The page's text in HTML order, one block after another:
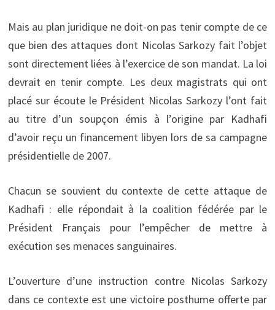
Mais au plan juridique ne doit-on pas tenir compte de ce
que bien des attaques dont Nicolas Sarkozy fait l’objet
sont directement liées à l’exercice de son mandat. La loi
devrait en tenir compte. Les deux magistrats qui ont
placé sur écoute le Président Nicolas Sarkozy l’ont fait
au titre d’un soupçon émis à l’origine par Kadhafi
d’avoir reçu un financement libyen lors de sa campagne
présidentielle de 2007.
Chacun se souvient du contexte de cette attaque de
Kadhafi : elle répondait à la coalition fédérée par le
Président Français pour l’empêcher de mettre à
exécution ses menaces sanguinaires.
L’ouverture d’une instruction contre Nicolas Sarkozy
dans ce contexte est une victoire posthume offerte par